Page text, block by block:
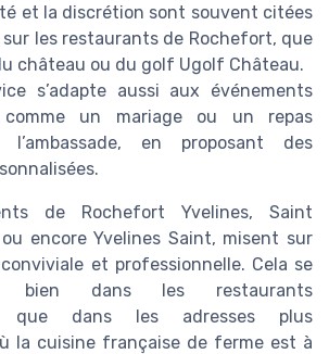
et la discrétion sont souvent citées
sur les restaurants de Rochefort, que
château ou du golf Ugolf Château.
s’adapte aussi aux événements
comme un mariage ou un repas
l’ambassade, en proposant des
de Rochefort Yvelines, Saint
encore Yvelines Saint, misent sur
et professionnelle. Cela se
bien dans les restaurants
que dans les adresses plus
la cuisine française de ferme est à